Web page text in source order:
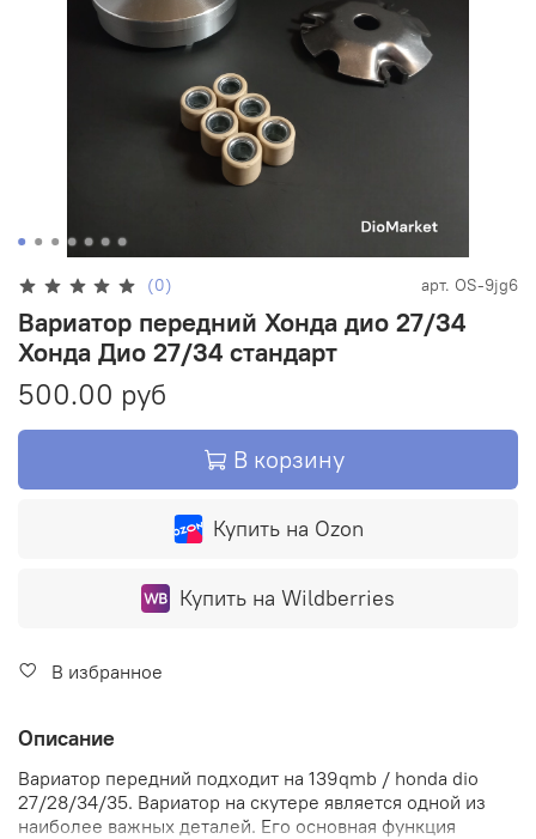
(0) арт. OS-9jg6
Вариатор передний Хонда дио 27/34
Хонда Дио 27/34 стандарт
500.00 руб
В корзину
Купить на Ozon
Купить на Wildberries
В избранное
Описание
Вариатор передний подходит на 139qmb / honda dio
27/28/34/35. Вариатор на скутере является одной из
наиболее важных деталей. Его основная функция